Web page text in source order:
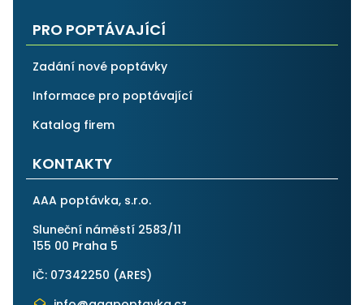
PRO POPTÁVAJÍCÍ
Zadání nové poptávky
Informace pro poptávající
Katalog firem
KONTAKTY
AAA poptávka, s.r.o.
Sluneční náměstí 2583/11
155 00 Praha 5
IČ: 07342250 (ARES)